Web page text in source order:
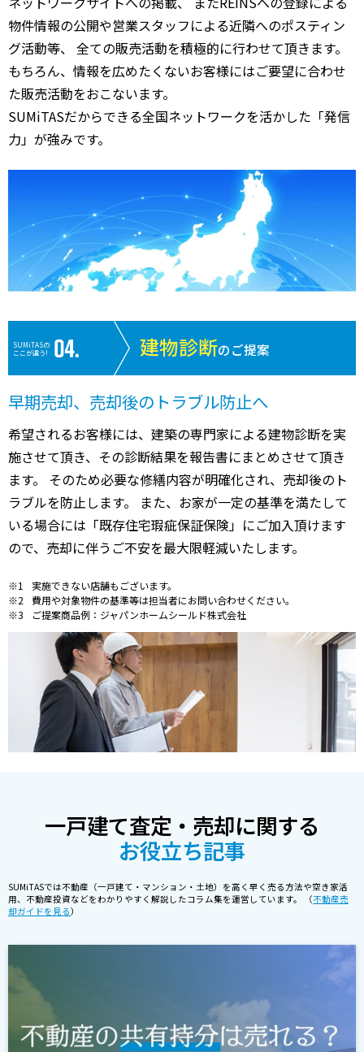
物件情報の公開や営業スタッフによる近隣へのポスティン
グ活動等、 全ての販売活動を積極的に行わせて頂きます。
もちろん、情報を広めたくないお客様にはご要望に合わせ
た販売活動をおこないます。
SUMiTASだからできる全国ネットワークを活かした「発信
力」が強みです。
SUMiTASの
ここが違う!
建物診断のご提案
早期売却、売却後のトラブル防止へ
希望されるお客様には、建築の専門家による建物診断を実
施させて頂き、その診断結果を報告書にまとめさせて頂き
ます。 そのため必要な修繕内容が明確化され、売却後のト
ラブルを防止します。 また、お家が一定の基準を満たして
いる場合には「既存住宅瑕疵保証保険」にご加入頂けます
ので、売却に伴うご不安を最大限軽減いたします。
実施できない店舗もございます。
費用や対象物件の基準等は担当者にお問い合わせください。
ご提案商品例：ジャパンホームシールド株式会社
一戸建て査定・売却に関する
お役立ち記事
SUMiTASでは不動産（一戸建て・マンション・土地）を高く早く売る方法や空き家活
用、不動産投資などをわかりやすく解説したコラム集を運営しています。 （不動産売
却ガイドを見る）